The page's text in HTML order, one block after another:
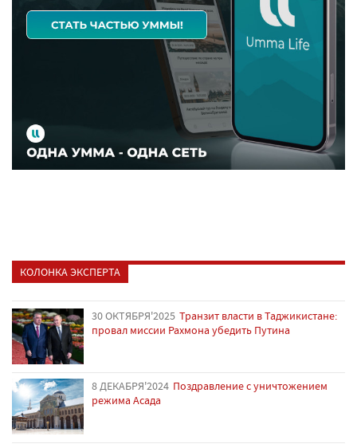
КОЛОНКА ЭКСПЕРТА
30 ОКТЯБРЯ'2025 Транзит власти в Таджикистане:
провал миссии Рахмона убедить Путина
8 ДЕКАБРЯ'2024 Поздравление с уничтожением
режима Асада